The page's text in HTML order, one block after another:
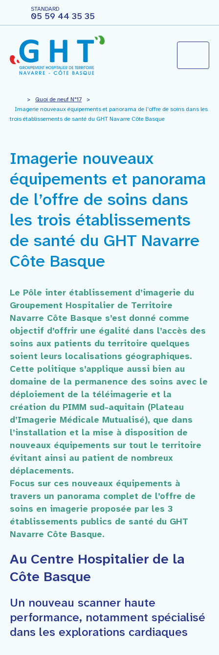
STANDARD
05 59 44 35 35
Le groupement hospitalier
Vous êtes professionnels
Nous rejoindre
Faire un don
Contact
> Quoi de neuf N°17
>
Imagerie nouveaux équipements et panorama de l’offre de soins dans les
trois établissements de santé du GHT Navarre Côte Basque
Imagerie nouveaux
équipements et panorama
de l’offre de soins dans
les trois établissements
de santé du GHT Navarre
Côte Basque
Le Pôle inter établissement d’imagerie du
Groupement Hospitalier de Territoire
Navarre Côte Basque s’est donné comme
objectif d’offrir une égalité dans l’accès des
soins aux patients du territoire quelques
soient leurs localisations géographiques.
Cette politique s’applique aussi bien au
domaine de la permanence des soins avec le
déploiement de la téléimagerie et la
création du PIMM sud-aquitain (Plateau
d’Imagerie Médicale Mutualisé), que dans
l’installation et la mise à disposition de
nouveaux équipements sur tout le territoire
évitant ainsi au patient de nombreux
déplacements.
Focus sur ces nouveaux équipements à
travers un panorama complet de l’offre de
soins en imagerie proposée par les 3
établissements publics de santé du GHT
Navarre Côte Basque.
Au Centre Hospitalier de la
Côte Basque
Un nouveau scanner haute
performance, notamment spécialisé
dans les explorations cardiaques